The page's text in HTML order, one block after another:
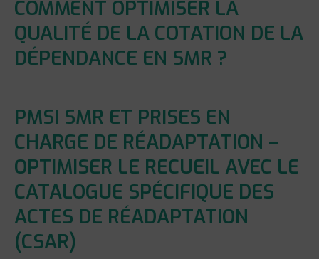
COMMENT OPTIMISER LA
QUALITÉ DE LA COTATION DE LA
DÉPENDANCE EN SMR ?
PMSI SMR ET PRISES EN
CHARGE DE RÉADAPTATION –
OPTIMISER LE RECUEIL AVEC LE
CATALOGUE SPÉCIFIQUE DES
ACTES DE RÉADAPTATION
(CSAR)